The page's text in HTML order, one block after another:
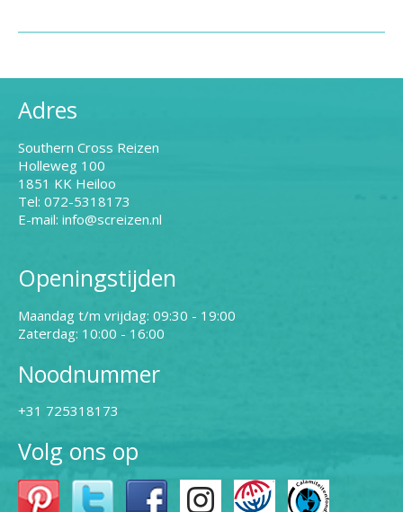
Adres
Southern Cross Reizen
Holleweg 100
1851 KK Heiloo
Tel: 072-5318173
E-mail: info@screizen.nl
Openingstijden
Maandag t/m vrijdag: 09:30 - 19:00
Zaterdag: 10:00 - 16:00
Noodnummer
+31 725318173
Volg ons op